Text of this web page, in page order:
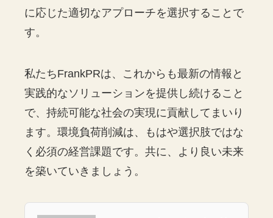
に応じた適切なアプローチを選択することで
す。
私たちFrankPRは、これからも最新の情報と
実践的なソリューションを提供し続けること
で、持続可能な社会の実現に貢献してまいり
ます。環境負荷削減は、もはや選択肢ではな
く必須の経営課題です。共に、より良い未来
を築いていきましょう。